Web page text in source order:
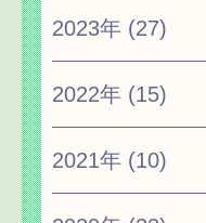
2023年 (27)
2022年 (15)
2021年 (10)